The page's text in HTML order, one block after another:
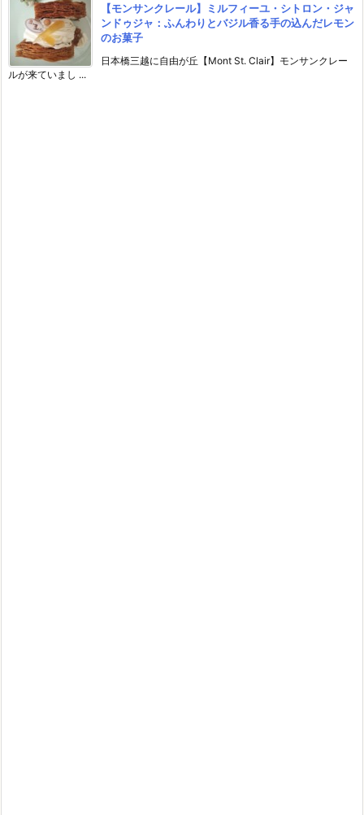
【モンサンクレール】ミルフィーユ・シトロン・ジャ
ンドゥジャ：ふんわりとバジル香る手の込んだレモン
のお菓子
日本橋三越に自由が丘【Mont St. Clair】モンサンクレー
ルが来ていまし ...